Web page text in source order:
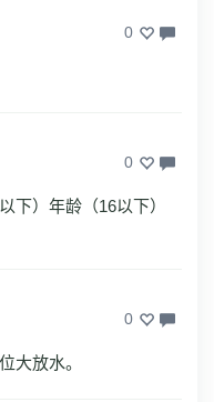
0
0
下）年龄（16以下）
0
大放水。